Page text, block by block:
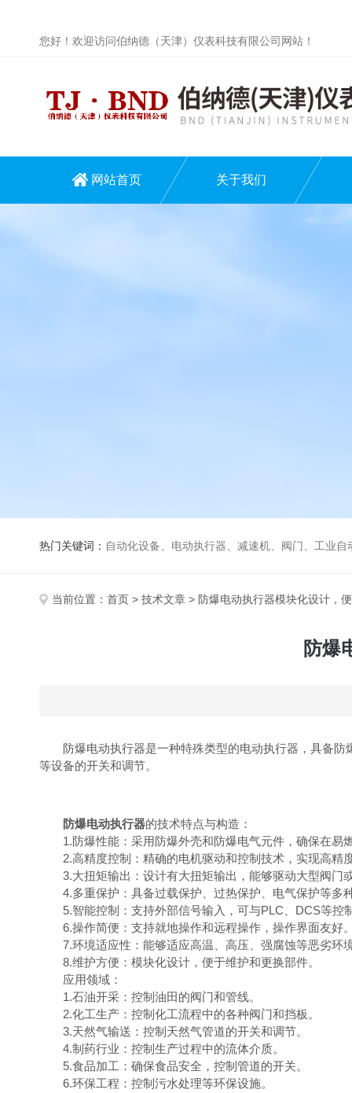
您好！欢迎访问伯纳德（天津）仪表科技有限公司网站！
网站首页 关于我们
热门关键词： 自动化设备、电动执行器、减速机、阀门、工业自
当前位置： 首页 > 技术文章 > 防爆电动执行器模块化设计，
防爆
防爆电动执行器是一种特殊类型的电动执行器，具备防
等设备的开关和调节。
防爆电动执行器的技术特点与构造：
1.防爆性能：采用防爆外壳和防爆电气元件，确保在易
2.高精度控制：精确的电机驱动和控制技术，实现高精
3.大扭矩输出：设计有大扭矩输出，能够驱动大型阀门
4.多重保护：具备过载保护、过热保护、电气保护等多
5.智能控制：支持外部信号输入，可与PLC、DCS等控
6.操作简便：支持就地操作和远程操作，操作界面友好
7.环境适应性：能够适应高温、高压、强腐蚀等恶劣环
8.维护方便：模块化设计，便于维护和更换部件。
应用领域：
1.石油开采：控制油田的阀门和管线。
2.化工生产：控制化工流程中的各种阀门和挡板。
3.天然气输送：控制天然气管道的开关和调节。
4.制药行业：控制生产过程中的流体介质。
5.食品加工：确保食品安全，控制管道的开关。
6.环保工程：控制污水处理等环保设施。